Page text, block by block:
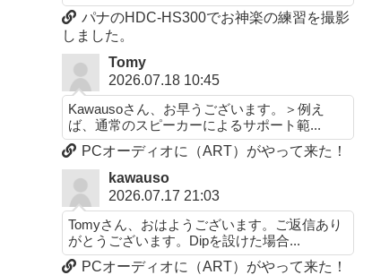
パナのHDC-HS300でお神楽の練習を撮影
しました。
Tomy
2026.07.18 10:45
Kawausoさん、お早うございます。＞例え
ば、通常のスピーカーによるサポート範...
PCオーディオに（ART）がやって来た！
kawauso
2026.07.17 21:03
Tomyさん、おはようございます。ご返信あり
がとうございます。Dipを設けた場合...
PCオーディオに（ART）がやって来た！